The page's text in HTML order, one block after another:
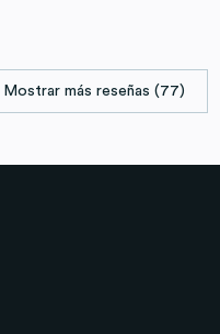
Mostrar más reseñas (77)